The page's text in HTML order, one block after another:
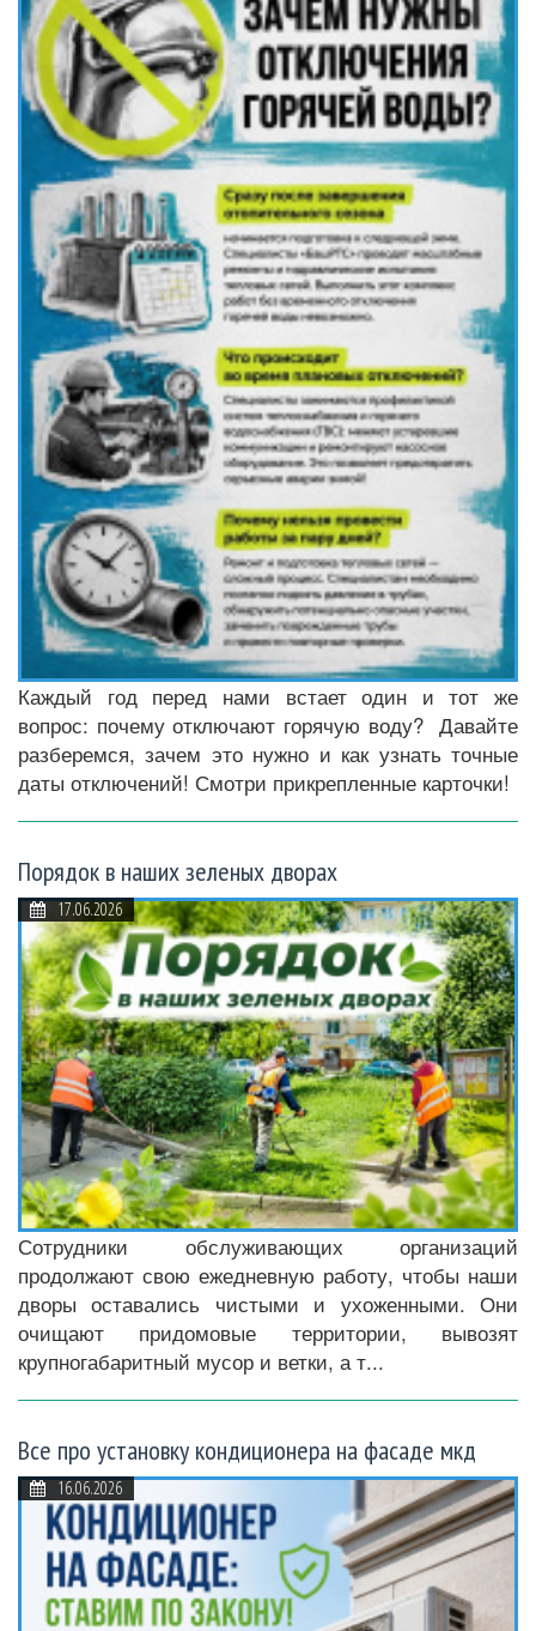
Каждый год перед нами встает один и тот же
вопрос: почему отключают горячую воду? Давайте
разберемся, зачем это нужно и как узнать точные
даты отключений! Смотри прикрепленные карточки!
Порядок в наших зеленых дворах
17.06.2026
Сотрудники обслуживающих организаций
продолжают свою ежедневную работу, чтобы наши
дворы оставались чистыми и ухоженными. Они
очищают придомовые территории, вывозят
крупногабаритный мусор и ветки, а т...
Все про установку кондиционера на фасаде мкд
16.06.2026